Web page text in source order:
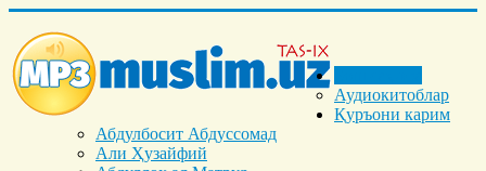
Аудиокитоблар
Қуръони карим
Абдулбосит Абдуссомад
Али Ҳузайфий